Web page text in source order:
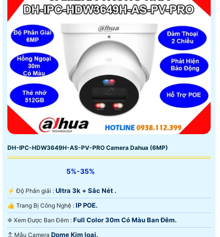
DH-IPC-HDW3649H-AS-PV-PRO Camera Dahua (6MP)
5%-35%
️⚡ Độ Phân giải : Ultra 3k + Sắc Nét .
👍 Trang Bị Công Nghệ : IP POE.
❈ Xem Được Ban Đêm : Full Color 30m Có Màu Ban Ðêm.
↕️ Mẫu Camera Dome Kim loại.